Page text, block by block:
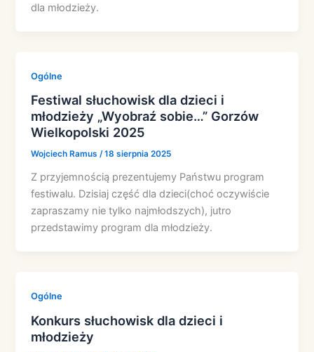
dla młodzieży.
Ogólne
Festiwal słuchowisk dla dzieci i
młodzieży „Wyobraź sobie…” Gorzów
Wielkopolski 2025
Wojciech Ramus/18 sierpnia 2025
Z przyjemnością prezentujemy Państwu program
festiwalu. Dzisiaj część dla dzieci(choć oczywiście
zapraszamy nie tylko najmłodszych), jutro
przedstawimy program dla młodzieży.
Ogólne
Konkurs słuchowisk dla dzieci i
młodzieży